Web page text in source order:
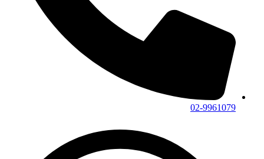
02-9961079